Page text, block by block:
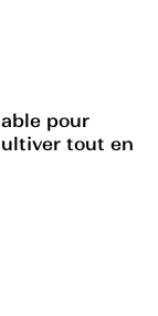
pour
tout en